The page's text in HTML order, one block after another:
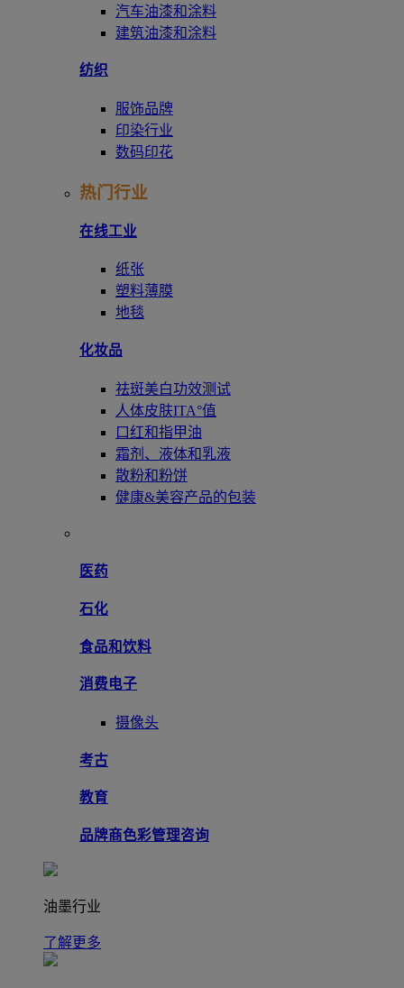
汽车油漆和涂料
建筑油漆和涂料
纺织
服饰品牌
印染行业
数码印花
热门行业
在线工业
纸张
塑料薄膜
地毯
化妆品
祛斑美白功效测试
人体皮肤ITA°值
口红和指甲油
霜剂、液体和乳液
散粉和粉饼
健康&美容产品的包装
医药
石化
食品和饮料
消费电子
摄像头
考古
教育
品牌商色彩管理咨询
油墨行业
了解更多